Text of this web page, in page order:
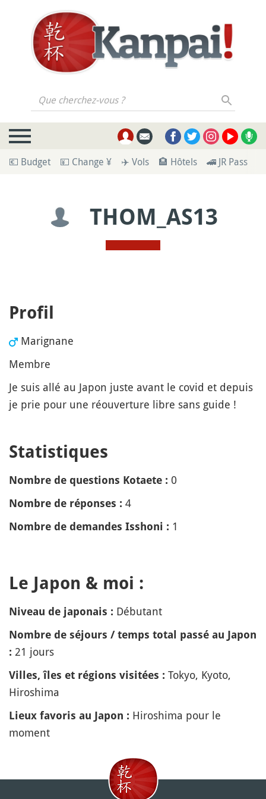
Que cherchez-vous ?
💶 Budget 💴 Change ¥ ✈️ Vols 🏨 Hôtels 🚄 JR Pass
THOM_AS13
Profil
Marignane
Membre
Je suis allé au Japon juste avant le covid et depuis
je prie pour une réouverture libre sans guide !
Statistiques
Nombre de questions Kotaete : 0
Nombre de réponses : 4
Nombre de demandes Isshoni : 1
Le Japon & moi :
Niveau de japonais : Débutant
Nombre de séjours / temps total passé au Japon
: 21 jours
Villes, îles et régions visitées : Tokyo, Kyoto,
Hiroshima
Lieux favoris au Japon : Hiroshima pour le
moment